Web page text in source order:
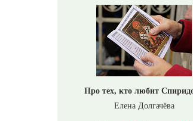
Про тех, кто любит
Елена Долгачёва